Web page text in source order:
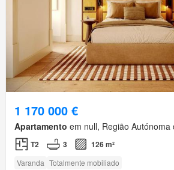
1 170 000 €
Apartamento em null, Região Autónoma
T2 3 126 m²
Varanda Totalmente mobiliado